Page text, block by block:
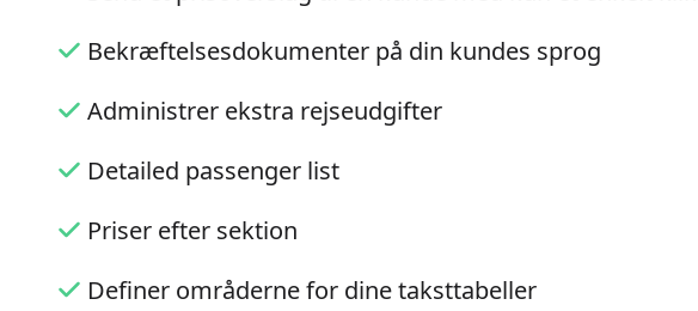
Bekræftelsesdokumenter på din kundes sprog
Administrer ekstra rejseudgifter
Detailed passenger list
Priser efter sektion
Definer områderne for dine taksttabeller